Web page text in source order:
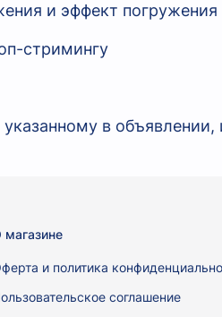
и эффект погружения
стримингу
в объявлении,
магазине
и политика
соглашение